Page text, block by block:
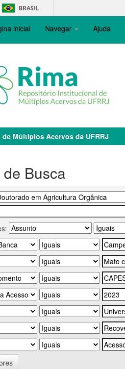
BRASIL
inicial Navegar Ajuda
Múltiplos Acervos da UFRRJ
Busca